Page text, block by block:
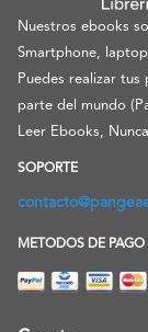
Nuestros ebooks
Smartphone,
Puedes realizar
parte del mundo
Leer Ebooks,
SOPORTE
METODOS DE PAGO